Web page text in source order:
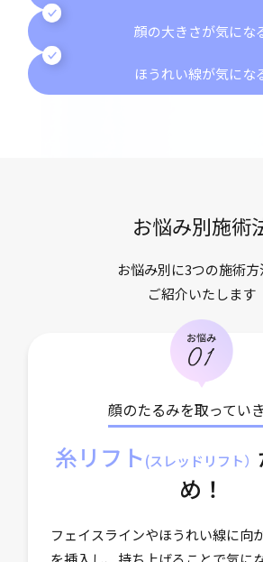
顔の大きさが気にな
ほうれい線が気にな
お悩み別施術
お悩み別に3つの施術方
ご紹介いたします
顔のたるみを取ってい
糸リフト(スレッドリフト）
め！
フェイスラインやほうれい線に向